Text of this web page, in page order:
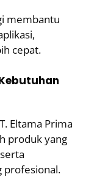
membantu
cepat.
Eltama Prima
produk yang
profesional.